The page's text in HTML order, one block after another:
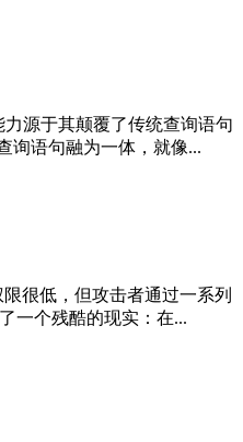
源于其颠覆了传统查询语句
询语句融为一体，就像...
很低，但攻击者通过一系列
一个残酷的现实：在...